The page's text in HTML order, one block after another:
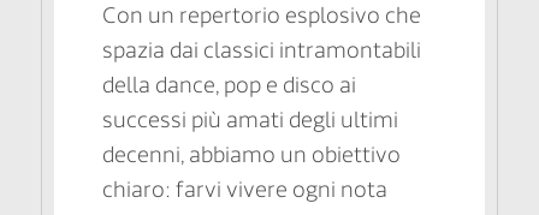
Con un repertorio esplosivo che
spazia dai classici intramontabili
della dance, pop e disco ai
successi più amati degli ultimi
decenni, abbiamo un obiettivo
chiaro: farvi vivere ogni nota